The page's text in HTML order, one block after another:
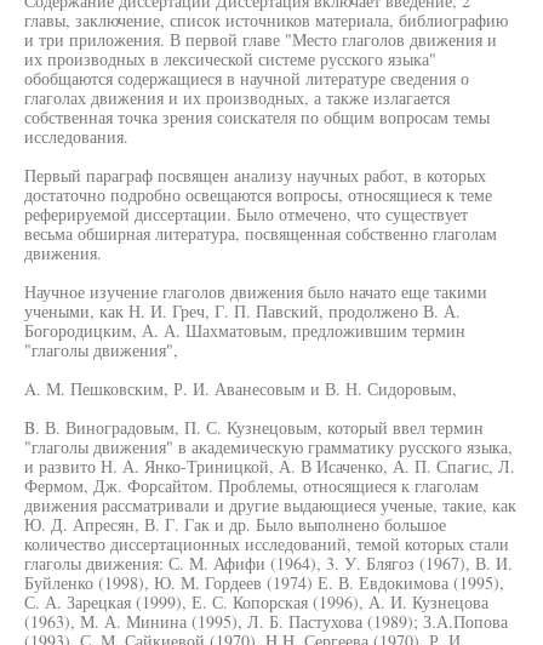
главы, заключение, список источников материала, библиографию
и три приложения. В первой главе "Место глаголов движения и
их производных в лексической системе русского языка"
обобщаются содержащиеся в научной литературе сведения о
глаголах движения и их производных, а также излагается
собственная точка зрения соискателя по общим вопросам темы
исследования.
Первый параграф посвящен анализу научных работ, в которых
достаточно подробно освещаются вопросы, относящиеся к теме
реферируемой диссертации. Было отмечено, что существует
весьма обширная литература, посвященная собственно глаголам
движения.
Научное изучение глаголов движения было начато еще такими
учеными, как Н. И. Греч, Г. П. Павский, продолжено В. А.
Богородицким, А. А. Шахматовым, предложившим термин
"глаголы движения",
A. М. Пешковским, Р. И. Аванесовым и В. Н. Сидоровым,
B. В. Виноградовым, П. С. Кузнецовым, который ввел термин
"глаголы движения" в академическую грамматику русского языка,
и развито Н. А. Янко-Триницкой, А. В Исаченко, А. П. Спагис, Л.
Фермом, Дж. Форсайтом. Проблемы, относящиеся к глаголам
движения рассматривали и другие выдающиеся ученые, такие, как
Ю. Д. Апресян, В. Г. Гак и др. Было выполнено большое
количество диссертационных исследований, темой которых стали
глаголы движения: С. М. Афифи (1964), 3. У. Блягоз (1967), В. И.
Буйленко (1998), Ю. М. Гордеев (1974) Е. В. Евдокимова (1995),
С. А. Зарецкая (1999), Е. С. Копорская (1996), А. И. Кузнецова
(1963), М. А. Минина (1995), Л. Б. Пастухова (1989); З.А.Попова